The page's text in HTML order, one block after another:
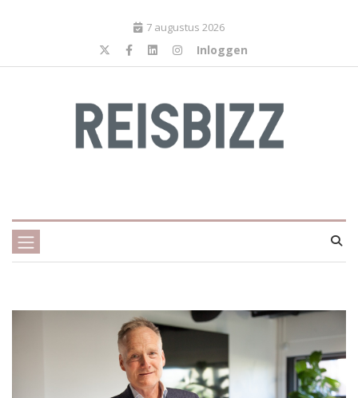
7 augustus 2026
Inloggen